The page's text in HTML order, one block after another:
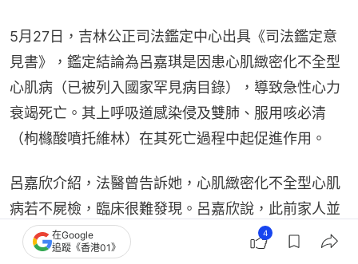
5月27日，吉林公正司法鑑定中心出具《司法鑑定意
見書》，鑑定結論為呂嘉琪是因患心肌緻密化不全型
心肌病（已被列入國家罕見病目錄），導致急性心力
衰竭死亡。其上呼吸道感染侵及雙肺、服用咳必清
（枸櫞酸噴托維林）在其死亡過程中起促進作用。
呂嘉欣介紹，法醫曾告訴她，心肌緻密化不全型心肌
病若不屍檢，臨床很難發現。呂嘉欣說，此前家人並
不知道妹妹有這個病，都是屍檢後才知道的。
在Google
追蹤《香港01》
4